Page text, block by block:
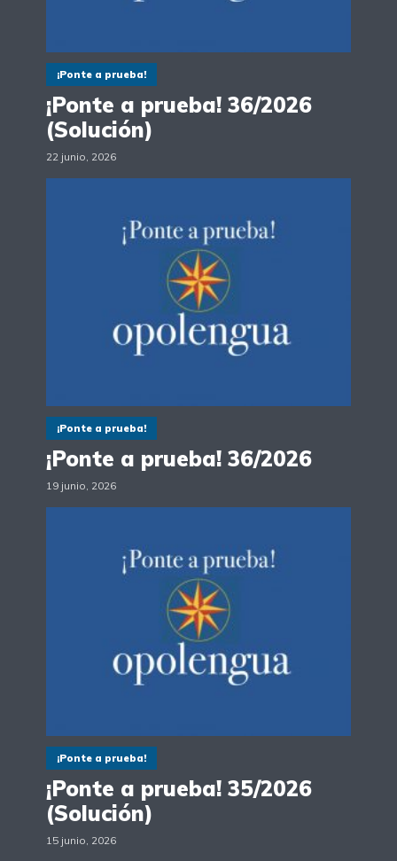
¡Ponte a prueba!
¡Ponte a prueba! 36/2026
(Solución)
22 junio, 2026
¡Ponte a prueba!
¡Ponte a prueba! 36/2026
19 junio, 2026
¡Ponte a prueba!
¡Ponte a prueba! 35/2026
(Solución)
15 junio, 2026